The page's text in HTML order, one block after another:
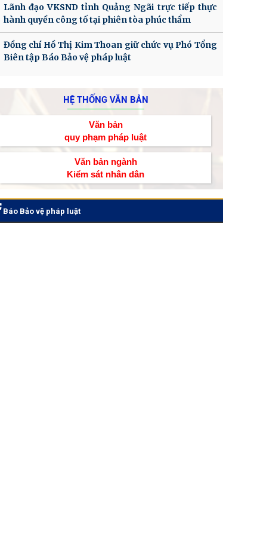
Lãnh đạo VKSND tỉnh Quảng Ngãi trực tiếp thực
hành quyền công tố tại phiên tòa phúc thẩm
Đồng chí Hồ Thị Kim Thoan giữ chức vụ Phó Tổng
Biên tập Báo Bảo vệ pháp luật
HỆ THỐNG VĂN BẢN
Văn bản
quy phạm pháp luật
Văn bản ngành
Kiểm sát nhân dân
Báo Bảo vệ pháp luật